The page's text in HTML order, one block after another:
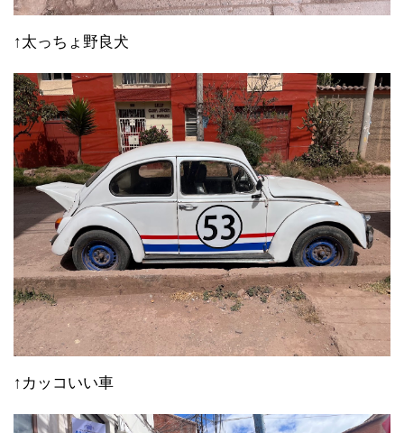
↑太っちょ野良犬
↑カッコいい車